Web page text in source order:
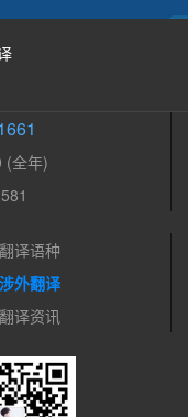
(全年)
翻译语种
涉外翻译
翻译资讯